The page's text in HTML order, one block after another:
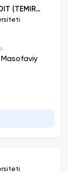
(TEMIR
Masofaviy